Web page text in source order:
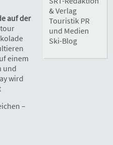
auf der
einem
und
wird
–
& Verlag
Touristik PR
und Medien
Ski-Blog